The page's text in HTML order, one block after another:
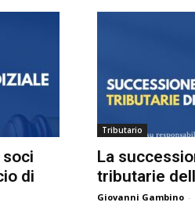
di
Diritto
di
Tributario
La
tributarie
Giovanni Gambino -
Autorizzo l’invio di
marketing nei limiti indicati